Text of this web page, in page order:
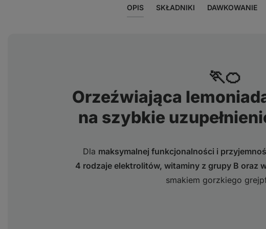
OPIS SKŁADNIKI DAWKOWANIE
🏃🍊
Orzeźwiająca
na szybkie
Dla maksymalnej funkcjonalności i
4 rodzaje elektrolitów, witaminy z grupy B oraz
smakiem gorzkiego